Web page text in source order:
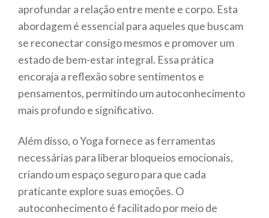
aprofundar a relação entre mente e corpo. Esta
abordagem é essencial para aqueles que buscam
se reconectar consigo mesmos e promover um
estado de bem-estar integral. Essa prática
encoraja a reflexão sobre sentimentos e
pensamentos, permitindo um autoconhecimento
mais profundo e significativo.
Além disso, o Yoga fornece as ferramentas
necessárias para liberar bloqueios emocionais,
criando um espaço seguro para que cada
praticante explore suas emoções. O
autoconhecimento é facilitado por meio de